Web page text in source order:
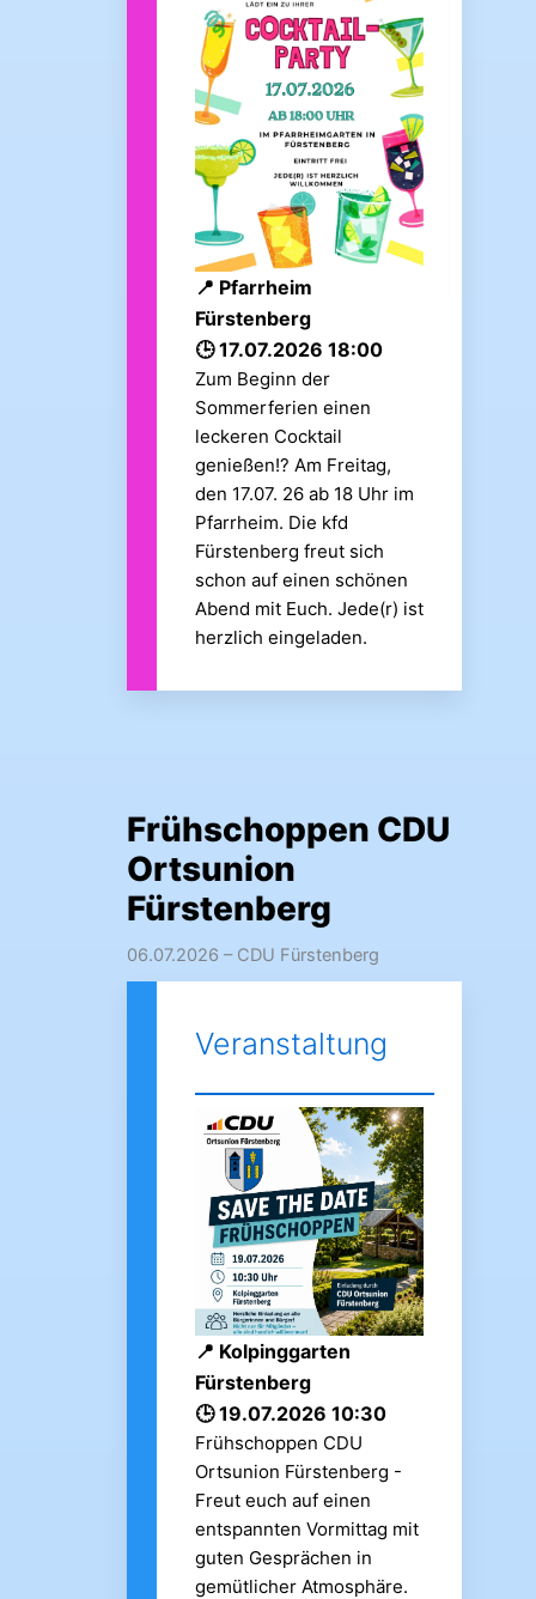
Pfarrheim
Fürstenberg
17.07.2026 18:00
Zum Beginn der
Sommerferien einen
leckeren Cocktail
genießen!? Am Freitag,
den 17.07. 26 ab 18 Uhr im
Pfarrheim. Die kfd
Fürstenberg freut sich
schon auf einen schönen
Abend mit Euch. Jede(r) ist
herzlich eingeladen.
Frühschoppen CDU
Ortsunion
Fürstenberg
06.07.2026 – CDU Fürstenberg
Veranstaltung
Kolpinggarten
Fürstenberg
19.07.2026 10:30
Frühschoppen CDU
Ortsunion Fürstenberg -
Freut euch auf einen
entspannten Vormittag mit
guten Gesprächen in
gemütlicher Atmosphäre.